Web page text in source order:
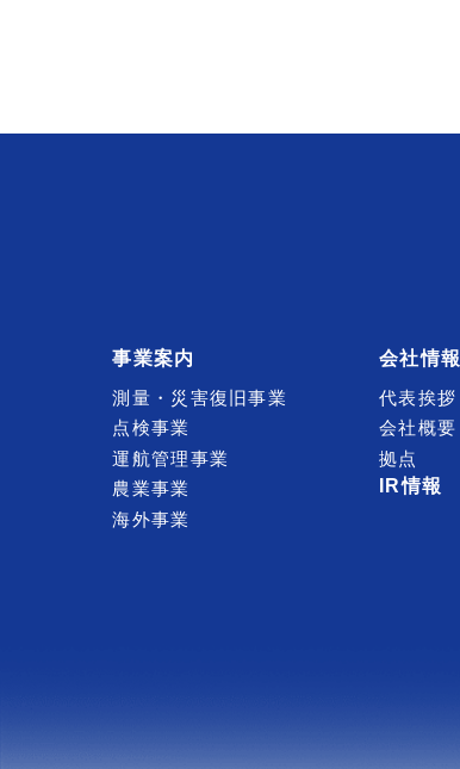
事業案内
測量・災害復旧事業
点検事業
運航管理事業
農業事業
海外事業
会社情報
代表挨拶
会社概要
拠点
IR情報